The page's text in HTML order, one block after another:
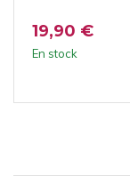
19,90 €
En stock